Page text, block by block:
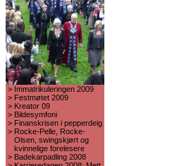
> Immatrikuleringen 2009
> Festmøtet 2009
> Kreator 09
> Bildesymfoni
> Finanskrisen i pepperdeig
> Rocke-Pelle, Rocke-
Olsen, swingskjørt og
kvinnelige forelesere
> Badekarpadling 2008